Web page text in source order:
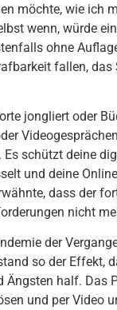
möchte, wie ich
wenn, würde
ohne
fallen,
jongliert oder
schützt deine
und deine
dass der
nicht
der
so der Effekt,
Ängsten half. Das
und per Video